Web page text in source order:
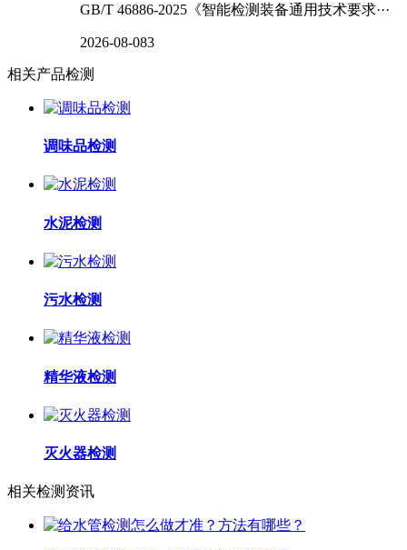
GB/T 46886-2025《智能检测装备通用技术要求···
2026-08-083
相关产品检测
调味品检测
水泥检测
污水检测
精华液检测
灭火器检测
相关检测资讯